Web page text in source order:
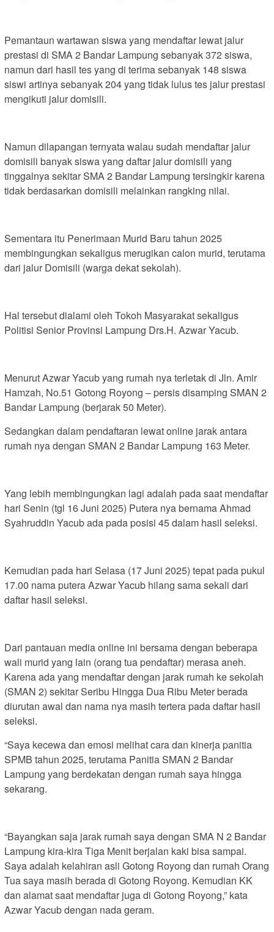
Pemantaun wartawan siswa yang mendaftar lewat jalur
prestasi di SMA 2 Bandar Lampung sebanyak 372 siswa,
namun dari hasil tes yang di terima sebanyak 148 siswa
siswi artinya sebanyak 204 yang tidak lulus tes jalur prestasi
mengikuti jalur domisili.
Namun dilapangan ternyata walau sudah mendaftar jalur
domisili banyak siswa yang daftar jalur domisili yang
tinggalnya sekitar SMA 2 Bandar Lampung tersingkir karena
tidak berdasarkan domisili melainkan rangking nilai.
Sementara itu Penerimaan Murid Baru tahun 2025
membingungkan sekaligus merugikan calon murid, terutama
dari jalur Domisili (warga dekat sekolah).
Hal tersebut dialami oleh Tokoh Masyarakat sekaligus
Politisi Senior Provinsi Lampung Drs.H. Azwar Yacub.
Menurut Azwar Yacub yang rumah nya terletak di Jln. Amir
Hamzah, No.51 Gotong Royong – persis disamping SMAN 2
Bandar Lampung (berjarak 50 Meter).
Sedangkan dalam pendaftaran lewat online jarak antara
rumah nya dengan SMAN 2 Bandar Lampung 163 Meter.
Yang lebih membingungkan lagi adalah pada saat mendaftar
hari Senin (tgl 16 Juni 2025) Putera nya bernama Ahmad
Syahruddin Yacub ada pada posisi 45 dalam hasil seleksi.
Kemudian pada hari Selasa (17 Juni 2025) tepat pada pukul
17.00 nama putera Azwar Yacub hilang sama sekali dari
daftar hasil seleksi.
Dari pantauan media online ini bersama dengan beberapa
wali murid yang lain (orang tua pendaftar) merasa aneh.
Karena ada yang mendaftar dengan jarak rumah ke sekolah
(SMAN 2) sekitar Seribu Hingga Dua Ribu Meter berada
diurutan awal dan nama nya masih tertera pada daftar hasil
seleksi.
“Saya kecewa dan emosi melihat cara dan kinerja panitia
SPMB tahun 2025, terutama Panitia SMAN 2 Bandar
Lampung yang berdekatan dengan rumah saya hingga
sekarang.
“Bayangkan saja jarak rumah saya dengan SMA N 2 Bandar
Lampung kira-kira Tiga Menit berjalan kaki bisa sampai.
Saya adalah kelahiran asli Gotong Royong dan rumah Orang
Tua saya masih berada di Gotong Royong. Kemudian KK
dan alamat saat mendaftar juga di Gotong Royong,” kata
Azwar Yacub dengan nada geram.